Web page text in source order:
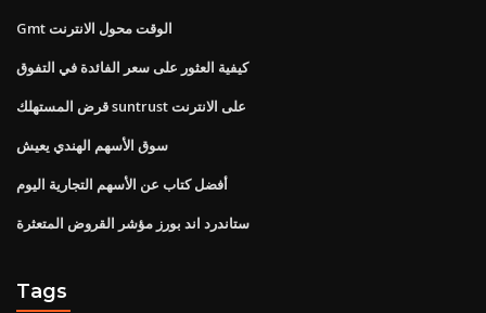
Gmt الوقت محول الانترنت
كيفية العثور على سعر الفائدة في التفوق
قرض المستهلك suntrust على الانترنت
سوق الأسهم الهندي يعيش
أفضل كتاب عن الأسهم التجارية اليوم
ستاندرد اند بورز مؤشر القروض المتعثرة
Tags